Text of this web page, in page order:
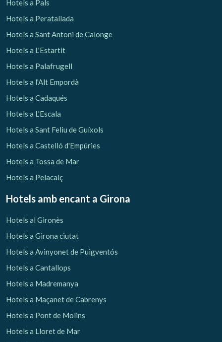
Hotels a Pals
Hotels a Peratallada
Hotels a Sant Antoni de Calonge
Hotels a L'Estartit
Hotels a Palafrugell
Hotels a l'Alt Empordà
Hotels a Cadaqués
Hotels a L'Escala
Hotels a Sant Feliu de Guíxols
Hotels a Castelló d'Empúries
Hotels a Tossa de Mar
Hotels a Pelacalç
Hotels amb encant a Girona
Hotels al Gironès
Hotels a Girona ciutat
Hotels a Avinyonet de Puigventós
Hotels a Cantallops
Hotels a Madremanya
Hotels a Maçanet de Cabrenys
Hotels a Pont de Molins
Hotels a Lloret de Mar